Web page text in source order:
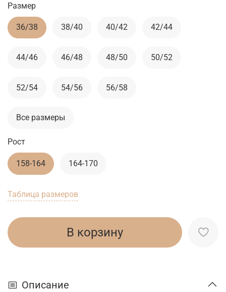
Таблица размеров
В корзину
Размер
36/38 38/40 40/42 42/44
44/46 46/48 48/50 50/52
52/54 54/56 56/58
Все размеры
Рост
158-164 164-170
Описание